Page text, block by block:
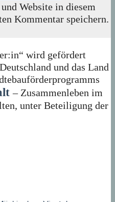
Website in diesem
Kommentar speichern.
wird gefördert
und das Land
– Zusammenleben im
unter Beteiligung der